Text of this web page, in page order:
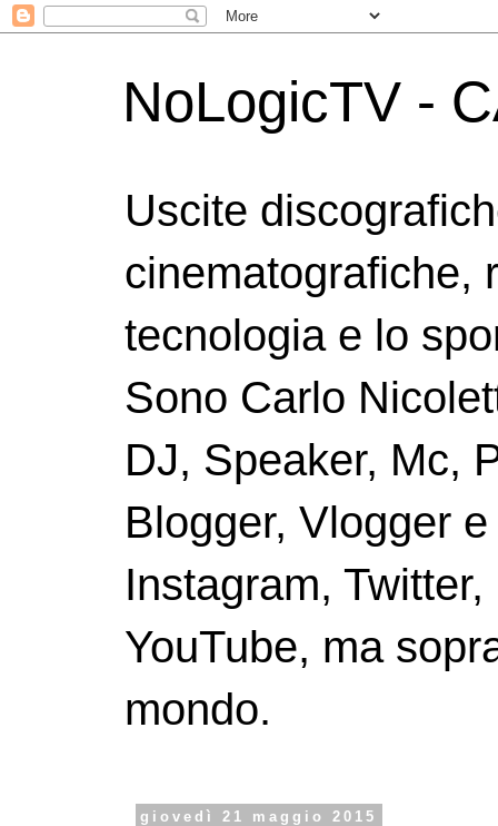
NoLogicTV -
Uscite
cinematografiche,
tecnologia e lo
Sono Carlo
DJ, Speaker, Mc,
Blogger, Vlogger
Instagram,
YouTube, ma
mondo.
giovedì 21 maggio 2015